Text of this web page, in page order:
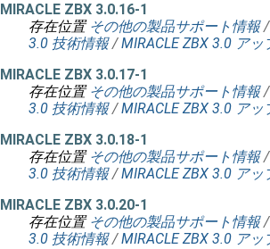
MIRACLE ZBX 3.0.16-1
存在位置 その他の製品サポート情報
3.0 技術情報 /MIRACLE ZBX 3.0 ア
MIRACLE ZBX 3.0.17-1
存在位置 その他の製品サポート情報
3.0 技術情報 /MIRACLE ZBX 3.0 ア
MIRACLE ZBX 3.0.18-1
存在位置 その他の製品サポート情報
3.0 技術情報 /MIRACLE ZBX 3.0 ア
MIRACLE ZBX 3.0.20-1
存在位置 その他の製品サポート情報
3.0 技術情報 /MIRACLE ZBX 3.0 ア